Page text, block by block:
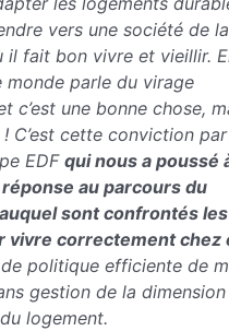
vers une société de la
il fait bon vivre et vieillir.
monde parle du virage
c’est une bonne chose,
C’est cette conviction
EDFqui nous a poussé
au parcours du
sont confrontés les
vivre correctement chez
de politique efficiente de
gestion de la dimension
logement.